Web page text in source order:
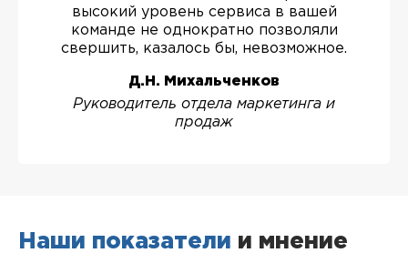
высокий уровень сервиса в вашей
команде не однократно позволяли
свершить, казалось бы, невозможное.
Д.Н. Михальченков
Руководитель отдела маркетинга и
продаж
Наши показатели и мнение